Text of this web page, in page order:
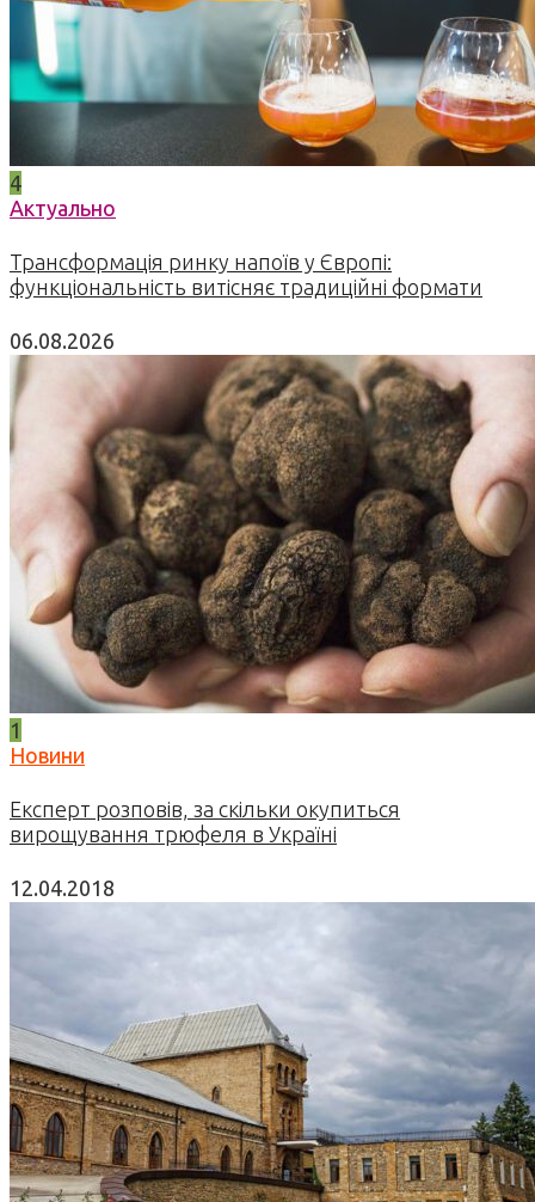
4
Актуально
Трансформація ринку напоїв у Європі:
функціональність витісняє традиційні формати
06.08.2026
1
Новини
Експерт розповів, за скільки окупиться
вирощування трюфеля в Україні
12.04.2018